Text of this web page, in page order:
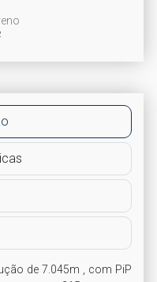
de 7.045m , com PiP